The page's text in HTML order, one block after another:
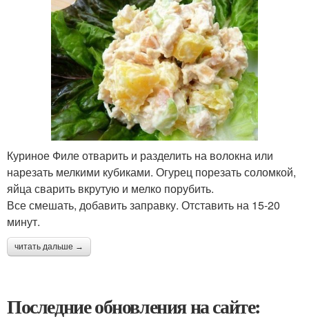
Куриное Филе отварить и разделить на волокна или
нарезать мелкими кубиками. Огурец порезать соломкой,
яйца сварить вкрутую и мелко порубить.
Все смешать, добавить заправку. Отставить на 15-20
минут.
читать дальше →
Последние обновления на сайте: